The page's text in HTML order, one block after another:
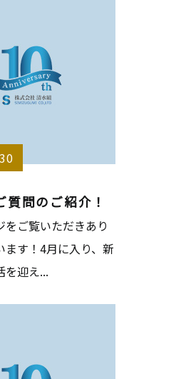
質問のご紹介！
をご覧いただきあり
ます！4月に入り、新
を迎え...